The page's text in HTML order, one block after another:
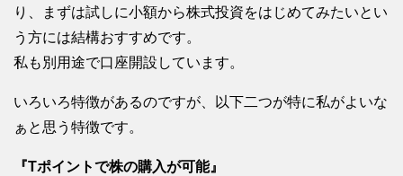
り、まずは試しに小額から株式投資をはじめてみたいとい
う方には結構おすすめです。
私も別用途で口座開設しています。
いろいろ特徴があるのですが、以下二つが特に私がよいな
ぁと思う特徴です。
『Tポイントで株の購入が可能』